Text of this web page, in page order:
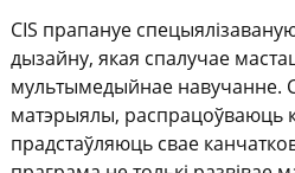
CIS прапануе
дызайну, якая спалучае
мультымедыйнае навучанне.
матэрыялы, распрацоўваюць
прадстаўляюць свае